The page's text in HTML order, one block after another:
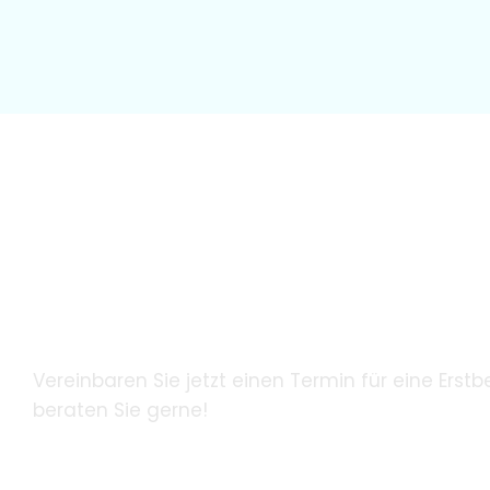
Vereinbaren Sie jetzt einen Termin für eine
beraten Sie gerne!